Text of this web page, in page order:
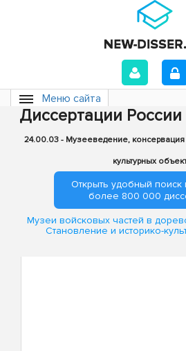
Меню сайта
Диссертации России
24.00.03 - Музееведение, консервация
культурных
Открыть удобный поиск
более 800 000
Музеи войсковых частей в
Становление и историко-